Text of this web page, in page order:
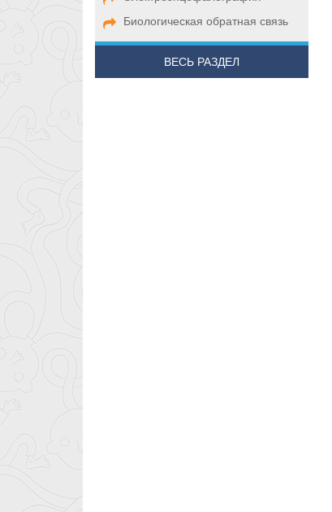
Биологическая обратная связь
ВЕСЬ РАЗДЕЛ